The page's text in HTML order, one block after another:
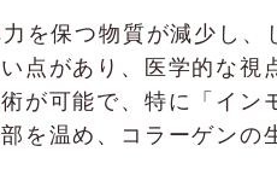
を保つ物質が減少し、
点があり、医学的な視
が可能で、特に「イン
を温め、コラーゲンの